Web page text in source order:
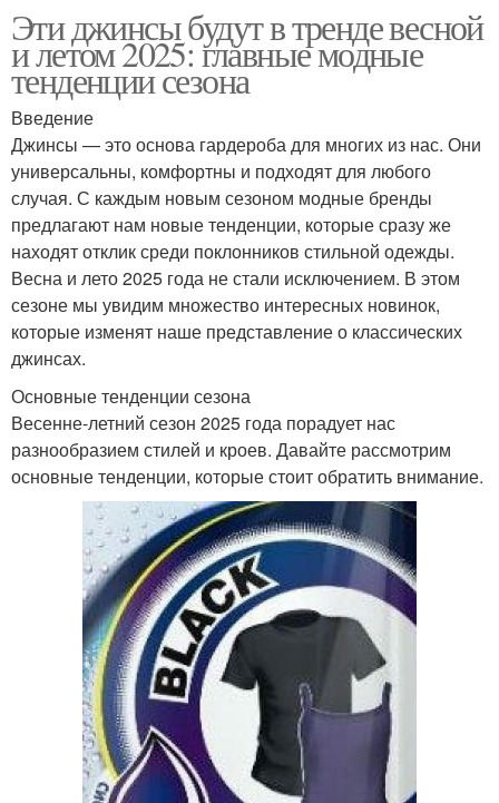
Эти джинсы будут в тренде весной
и летом 2025: главные модные
тенденции сезона
Введение
Джинсы — это основа гардероба для многих из нас. Они
универсальны, комфортны и подходят для любого
случая. С каждым новым сезоном модные бренды
предлагают нам новые тенденции, которые сразу же
находят отклик среди поклонников стильной одежды.
Весна и лето 2025 года не стали исключением. В этом
сезоне мы увидим множество интересных новинок,
которые изменят наше представление о классических
джинсах.
Основные тенденции сезона
Весенне-летний сезон 2025 года порадует нас
разнообразием стилей и кроев. Давайте рассмотрим
основные тенденции, которые стоит обратить внимание.